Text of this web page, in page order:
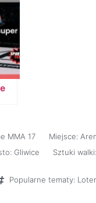
MMA 17 Miejsce:
Gliwice Sztuki walki:
Popularne tematy: